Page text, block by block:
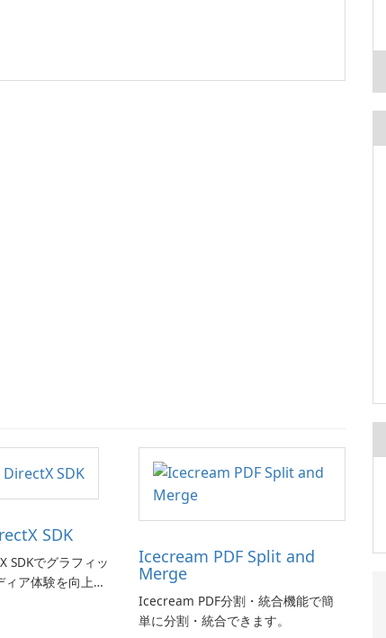
SDK
SDKでグラフィッ
ア体験を向上さ
Icecream PDF Split and
Merge
Icecream PDF分割・統合機能で簡
単に分割・統合できます。